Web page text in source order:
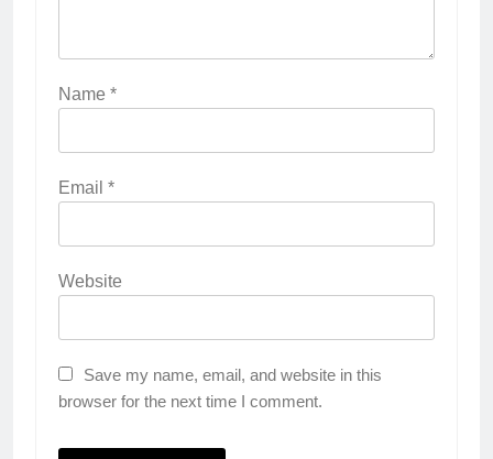
Name *
Email *
Website
Save my name, email, and website in this
browser for the next time I comment.